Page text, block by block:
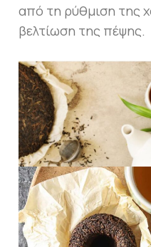
από τη ρύθμιση της
βελτίωση της πέψης.